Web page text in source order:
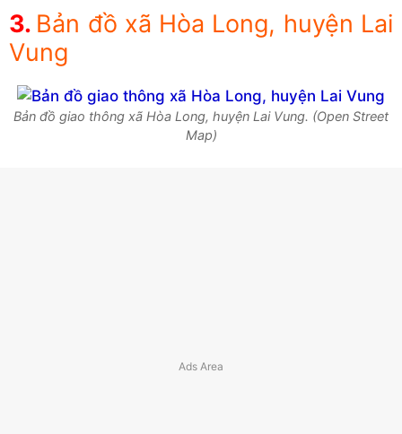
Bản đồ xã Hòa Long, huyện Lai
Vung
Bản đồ giao thông xã Hòa Long, huyện Lai Vung. (Open Street
Map)